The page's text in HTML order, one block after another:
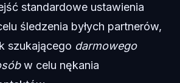
standardowe ustawienia
śledzenia byłych partnerów,
szukającego darmowego
w celu nękania